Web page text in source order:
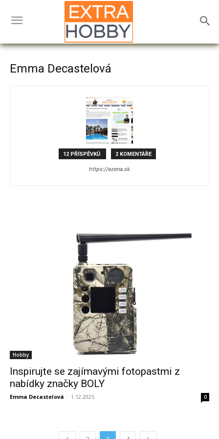
Emma Decastelová
12 PŘÍSPĚVKŮ 2 KOMENTÁŘE
https://ezena.sk
Hobby
Inspirujte se zajímavými fotopastmi z
nabídky značky BOLY
Emma Decastelová - 1.12.2025 0